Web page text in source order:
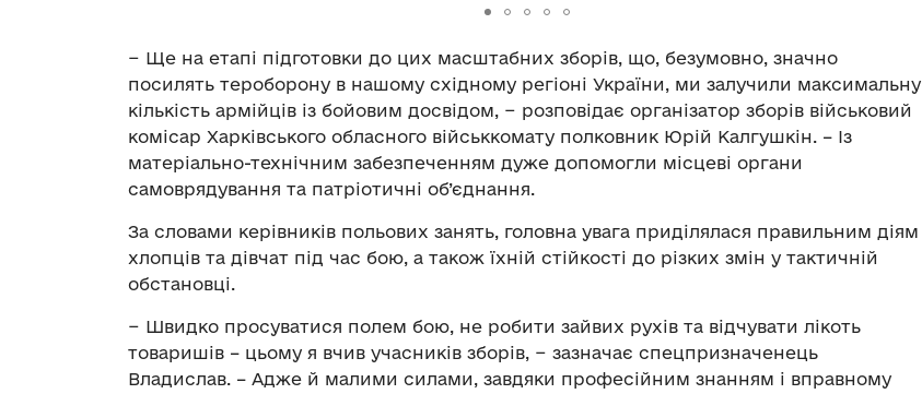
− Ще на етапі підготовки до цих масштабних зборів, що, безумовно, значно
посилять тероборону в нашому східному регіоні України, ми залучили максимальну
кількість армійців із бойовим досвідом, − розповідає організатор зборів військовий
комісар Харківського обласного військкомату полковник Юрій Калгушкін. – Із
матеріально-технічним забезпеченням дуже допомогли місцеві органи
самоврядування та патріотичні об’єднання.
За словами керівників польових занять, головна увага приділялася правильним діям
хлопців та дівчат під час бою, а також їхній стійкості до різких змін у тактичній
обстановці.
− Швидко просуватися полем бою, не робити зайвих рухів та відчувати лікоть
товаришів – цьому я вчив учасників зборів, − зазначає спецпризначенець
Владислав. – Адже й малими силами, завдяки професійним знанням і вправному